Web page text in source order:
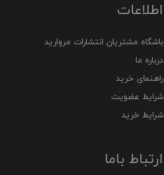
اطلاعات
باشگاه مشتریان انتشارات مروارید
درباره ما
راهنمای خرید
شرایط عضویت
شرایط خرید
ارتباط باما